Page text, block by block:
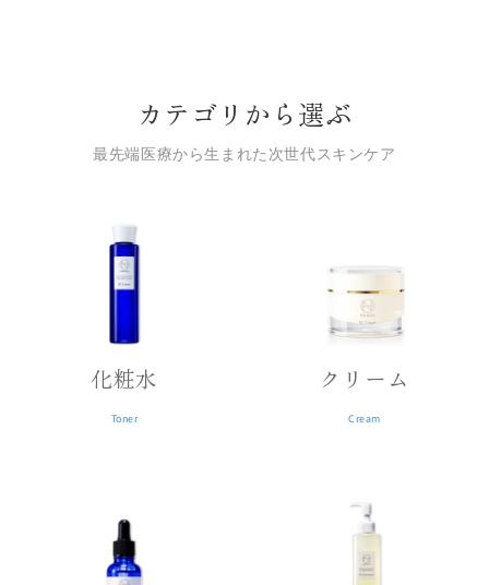
カテゴリから選ぶ
最先端医療から生まれた次世代スキンケア
化粧水
Toner
クリーム
Cream